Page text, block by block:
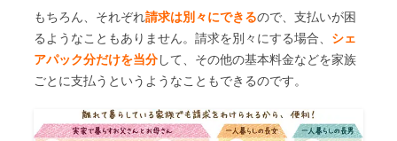
もちろん、それぞれ請求は別々にできるので、支払いが困
るようなこともありません。請求を別々にする場合、 シェ
アパック分だけを当分して、その他の基本料金などを家族
ごとに支払うというようなこともできるのです。